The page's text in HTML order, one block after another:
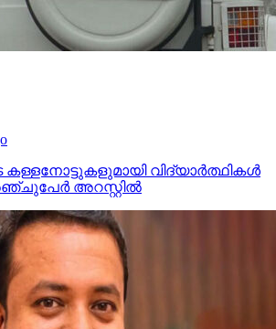
കള്ളനോട്ടുകളുമായി വിദ്യാര്‍ത്ഥികള്‍
അറസ്റ്റില്‍